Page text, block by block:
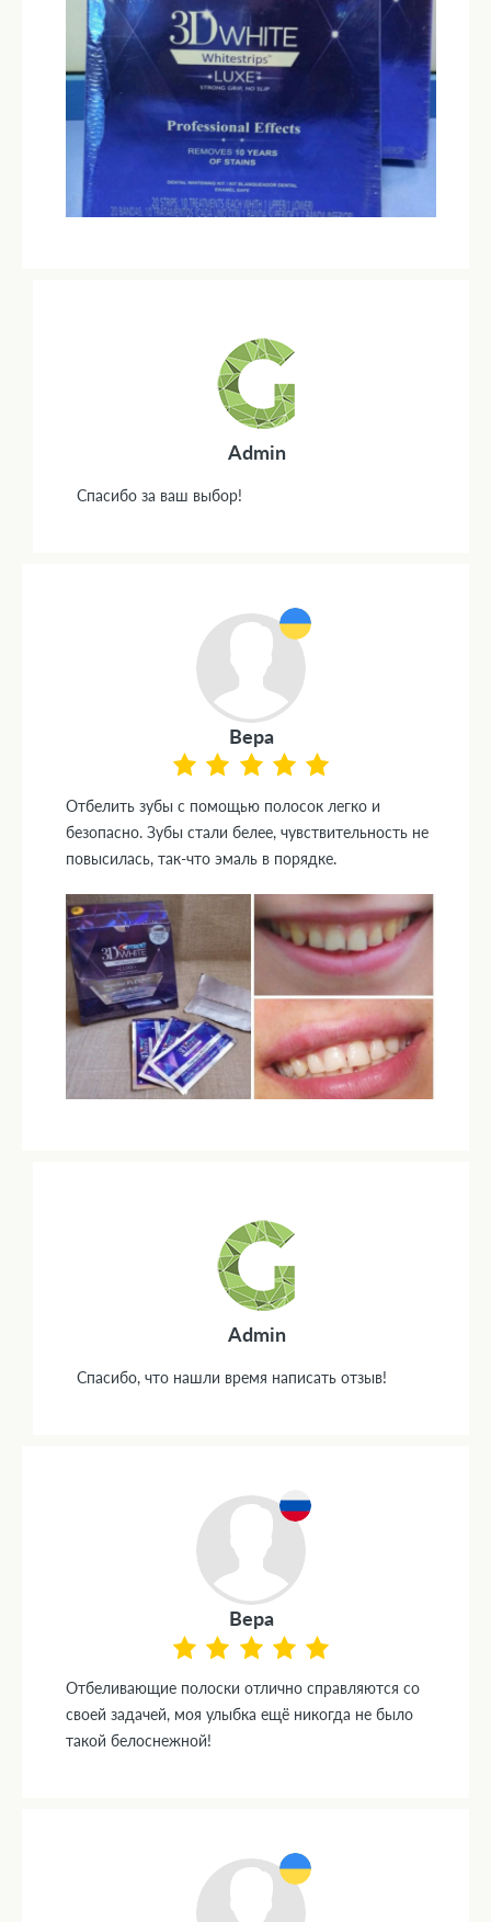
Admin
Спасибо за ваш выбор!
Вера
Отбелить зубы с помощью полосок легко и
безопасно. Зубы стали белее, чувствительность не
повысилась, так-что эмаль в порядке.
Admin
Спасибо, что нашли время написать отзыв!
Вера
Отбеливающие полоски отлично справляются со
своей задачей, моя улыбка ещё никогда не было
такой белоснежной!